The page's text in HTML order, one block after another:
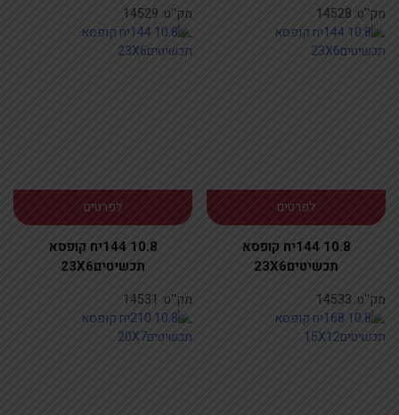
מק''ט: 14528
לפרטים
10.8 144יח קופסא
תכשיטים23X6
מק''ט: 14529
לפרטים
10.8 144יח קופסא
תכשיטים23X6
מק''ט: 14533 מק''ט: 14531